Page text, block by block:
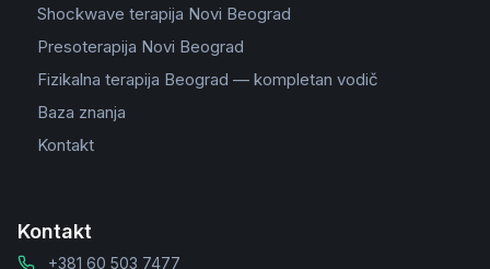
Shockwave terapija Novi Beograd
Presoterapija Novi Beograd
Fizikalna terapija Beograd — kompletan vodič
Baza znanja
Kontakt
Kontakt
+381 60 503 7477